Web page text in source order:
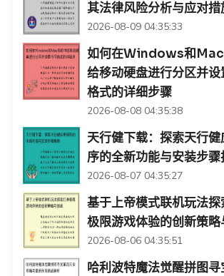
其法律风险分析与应对措
2026-08-09 04:35:33
如何在Windows和Mac
给移动硬盘进行分区并设
格式的详细步骤
2026-08-08 04:35:38
天行健下载：探索天行健
序的全新功能与安装步骤
2026-08-07 04:35:27
基于上帝模式联机玩法探
极限游戏体验的创新策略
2026-08-06 04:35:51
哈利波特魔法觉醒拼图寻